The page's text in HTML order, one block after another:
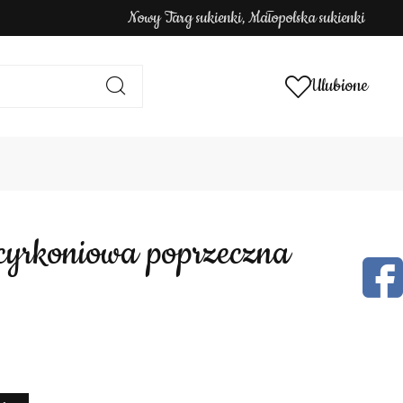
Nowy Targ sukienki, Małopolska sukienki
Ulubione
poprzeczna